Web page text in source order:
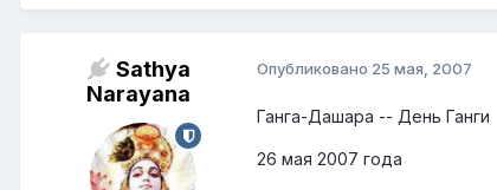
Sathya
Narayana
Опубликовано 25 мая, 2007
Ганга-Дашара -- День Ганги
26 мая 2007 года